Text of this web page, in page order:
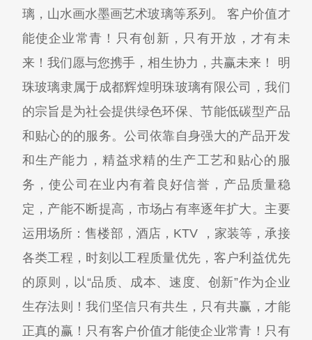
璃，山水画水墨画艺术玻璃等系列。 客户价值才
能使企业常青！只有创新，只有开放，才有未
来！我们愿与您携手，相生协力，共赢未来！ 明
珠玻璃隶属于成都辉煌明珠玻璃有限公司，我们
的宗旨是为社会提供绿色环保、节能低碳型产品
和贴心的的服务。公司依靠自身强大的产品开发
和生产能力，精益求精的生产工艺和贴心的服
务，使公司在业内有着良好信誉，产品质量稳
定，产能不断提高，市场占有率逐年扩大。主要
运用场所：售楼部，酒店，KTV ，家装等，承接
各类工程，时刻以工程质量优先，客户利益优先
的原则，以“品质、成本、速度、创新”作为企业
生存法则！我们坚信只有共生，只有共赢，才能
正真的赢！只有客户价值才能使企业常青！只有